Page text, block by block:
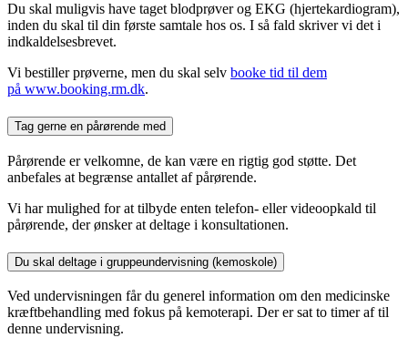
Du skal muligvis have taget blodprøver og EKG (hjertekardiogram),
inden du skal til din første samtale hos os. I så fald skriver vi det i
indkaldelsesbrevet.
Vi bestiller prøverne, men du skal selv booke tid til dem
på www.booking.rm.dk.
Tag gerne en pårørende med
Pårørende er velkomne, de kan være en rigtig god støtte. Det
anbefales at begrænse antallet af pårørende.
Vi har mulighed for at tilbyde enten telefon- eller videoopkald til
pårørende, der ønsker at deltage i konsultationen.
Du skal deltage i gruppeundervisning (kemoskole)
Ved undervisningen får du generel information om den medicinske
kræftbehandling med fokus på kemoterapi. Der er sat to timer af til
denne undervisning.